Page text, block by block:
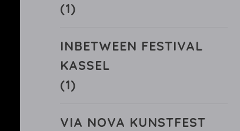
(1)
INBETWEEN FESTIVAL
KASSEL
(1)
VIA NOVA KUNSTFEST